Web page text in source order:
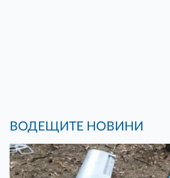
ВОДЕЩИТЕ НОВИНИ